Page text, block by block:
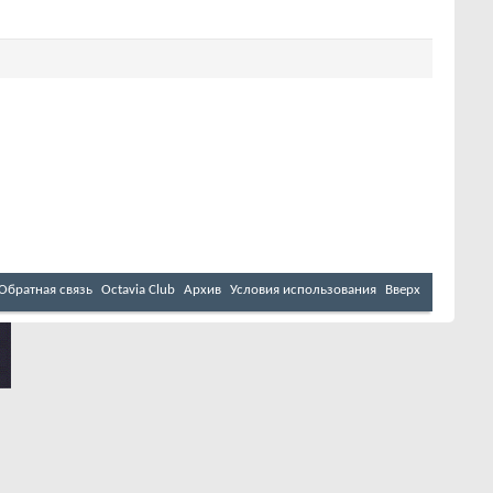
связь Octavia Club Архив Условия использования Вверх